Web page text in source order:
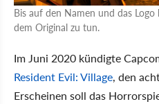
Bis auf den Namen und das
dem Original zu tun.
Im Juni 2020 kündigte
Resident Evil: Village, den
Erscheinen soll das